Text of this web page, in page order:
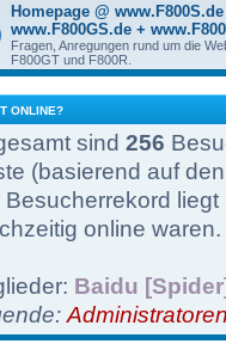
Homepage @
www.F800GS.de +
Fragen, Anregungen rund um die
F800GT und F800R.
ONLINE?
sind 256
(basierend auf
Besucherrekord
online waren.
Baidu